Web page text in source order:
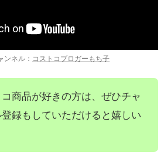
ンネル： コストコブロガーもち子
コ商品が好きの方は、ぜひチャ
登録もしていただけると嬉しい